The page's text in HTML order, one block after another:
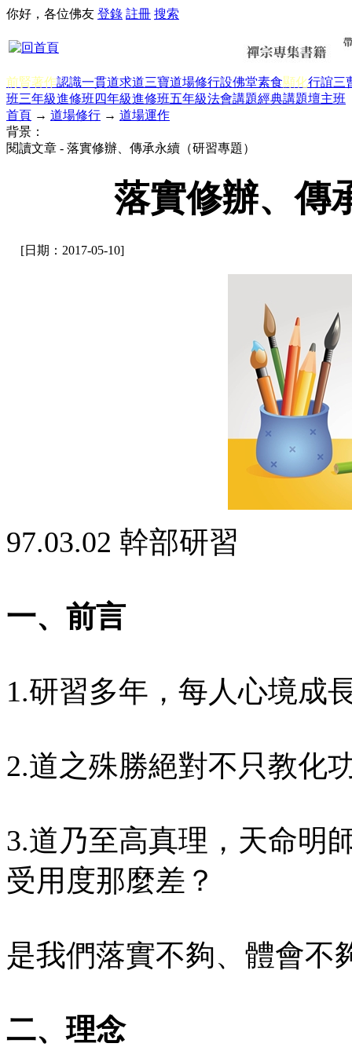
你好，各位佛友 登錄 註冊 搜索
前賢著作認識一貫道求道三寶道場修行設佛堂素食顯化行誼三
班三年級進修班四年級進修班五年級法會講題經典講題壇主班
首頁 → 道場修行 → 道場運作
背景：
閱讀文章 - 落實修辦、傳承永續（研習專題）
落實修辦、傳
[日期：2017-05-10]
97.03.02 幹部研習
一、前言
1.研習多年，每人心境成
2.道之殊勝絕對不只教化
3.道乃至高真理，天命明
受用度那麼差？
是我們落實不夠、體會不
二、理念